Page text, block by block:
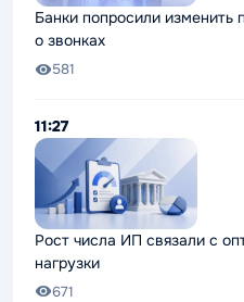
Банки попросили
о звонках
581
11:27
Рост числа ИП связали с
нагрузки
671